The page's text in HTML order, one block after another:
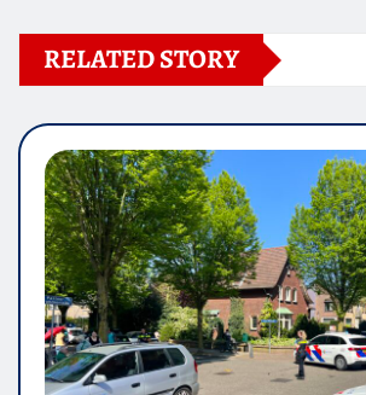
RELATED STORY